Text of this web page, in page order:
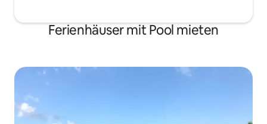
Ferienhäuser mit Pool mieten